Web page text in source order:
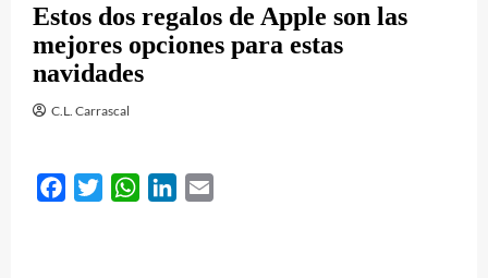
Estos dos regalos de Apple son las
mejores opciones para estas
navidades
C.L. Carrascal
FacebookTwitterWhatsAppLinkedIn